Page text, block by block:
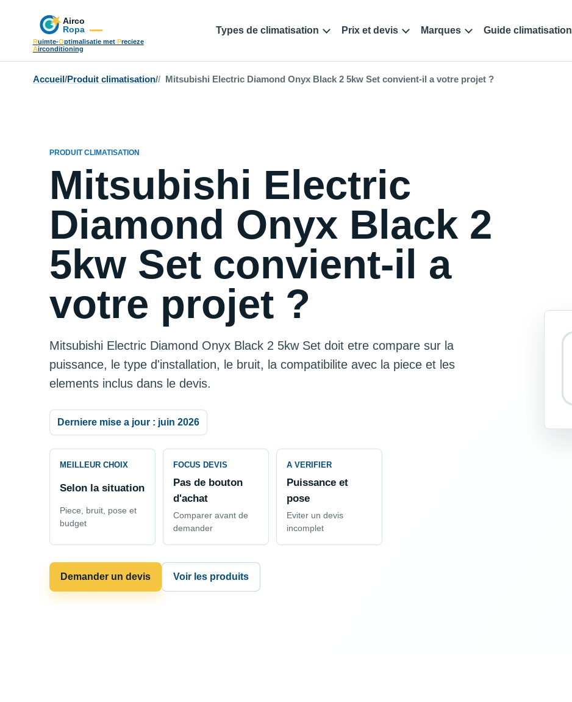
Ruimte-Optimalisatie met Precieze
Airconditioning
Types de climatisation Prix et devis Marques Guide climatisation
Accueil /Produit climatisation/ Mitsubishi Electric Diamond Onyx Black 2 5kw Set convient-il a votre projet ?
PRODUIT CLIMATISATION
Mitsubishi Electric
Diamond Onyx Black 2
5kw Set convient-il a
votre projet ?
Mitsubishi Electric Diamond Onyx Black 2 5kw Set doit etre compare sur la
puissance, le type d'installation, le bruit, la compatibilite avec la piece et les
elements inclus dans le devis.
Derniere mise a jour : juin 2026
MEILLEUR CHOIX
Selon la situation
Piece, bruit, pose et
budget
FOCUS DEVIS
Pas de bouton
d'achat
Comparer avant de
demander
A VERIFIER
Puissance et
pose
Eviter un devis
incomplet
Demander un devis Voir les produits